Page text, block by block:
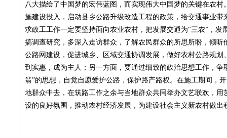
八大描绘了中国梦的宏伟蓝图，而实现伟大中国梦的关键在农
施建设投入，启动县乡公路升级改造工程的政策，给交通事业
求政工工作一定要坚持面向农业农村，把发展交通为“三农”，
搞调查研究，多深入走访群众，了解农民群众的所思所盼，倾
公路网建设，促进城乡、区域交通协调发展，做好农村公路规
到实惠，成为主人；另一方面，要通过细致的政治思想工作，
翁”的思想，自觉自愿爱护公路，保护路产路权。在施工期间，
地群众中去，在筑路工作之余与当地群众共同举办文艺联欢，
设的良好氛围，推动农村经济发展，为建设社会主义新农村做